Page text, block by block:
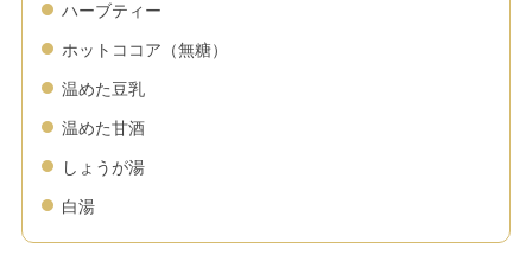
ハーブティー
ホットココア（無糖）
温めた豆乳
温めた甘酒
しょうが湯
白湯